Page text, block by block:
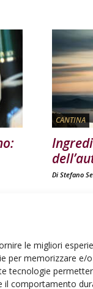
le migliori
per memorizzare e/
tecnologie
il comportamento
CANTINA
Di Stefano